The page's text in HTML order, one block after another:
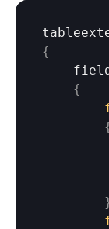
{
{